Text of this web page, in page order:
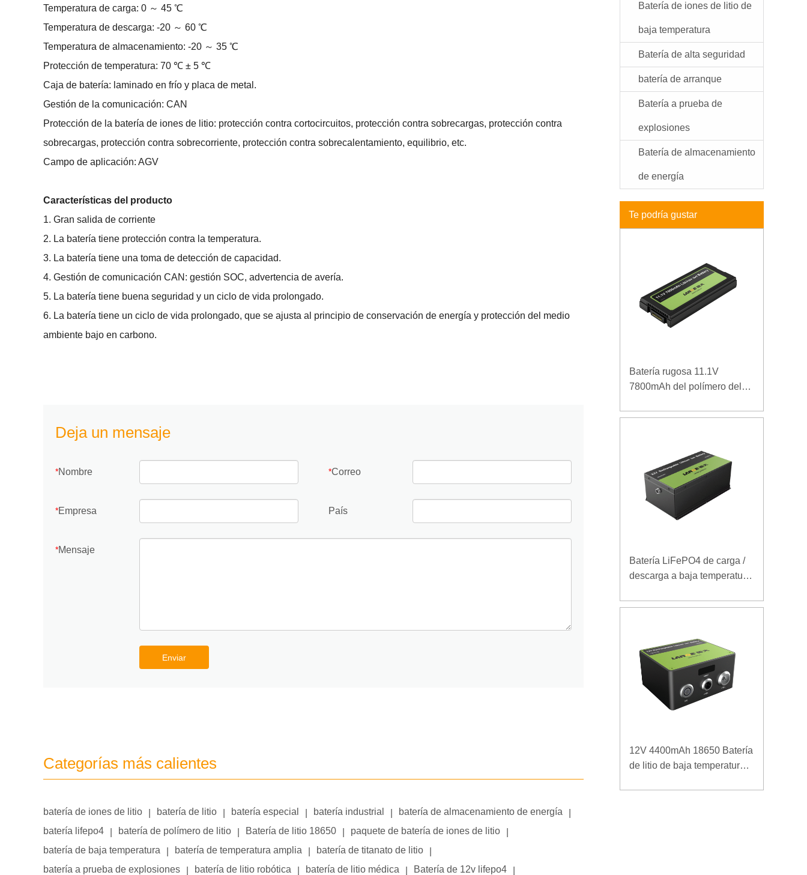
Temperatura de carga: 0 ～ 45 ℃
Temperatura de descarga: -20 ～ 60 ℃
Temperatura de almacenamiento: -20 ～ 35 ℃
Protección de temperatura: 70 ℃ ± 5 ℃
Caja de batería: laminado en frío y placa de metal.
Gestión de la comunicación: CAN
Protección de la batería de iones de litio: protección contra cortocircuitos, protección contra sobrecargas, protección contra
sobrecargas, protección contra sobrecorriente, protección contra sobrecalentamiento, equilibrio, etc.
Campo de aplicación: AGV
Características del producto
1. Gran salida de corriente
2. La batería tiene protección contra la temperatura.
3. La batería tiene una toma de detección de capacidad.
4. Gestión de comunicación CAN: gestión SOC, advertencia de avería.
5. La batería tiene buena seguridad y un ciclo de vida prolongado.
6. La batería tiene un ciclo de vida prolongado, que se ajusta al principio de conservación de energía y protección del medio
ambiente bajo en carbono.
Deja un mensaje
*Nombre *Correo
*Empresa País
*Mensaje
Enviar
Categorías más calientes
batería de iones de litio batería de litio batería especial batería industrial batería de almacenamiento de energía
batería lifepo4
batería de polímero de litio Batería de litio 18650 paquete de batería de iones de litio
batería de baja temperatura
batería de temperatura amplia batería de titanato de litio
batería a prueba de explosiones
batería de litio robótica batería de litio médica Batería de 12v lifepo4
Batería de iones de litio de
baja temperatura
Batería de alta seguridad
batería de arranque
Batería a prueba de
explosiones
Batería de almacenamiento
de energía
Te podría gustar
Batería rugosa 11.1V
7800mAh del polímero del
densidad de alta energía de
Batería LiFePO4 de carga /
descarga a baja temperatura
base de telecomunicaciones
12V 4400mAh 18650 Batería
de litio de baja temperatura